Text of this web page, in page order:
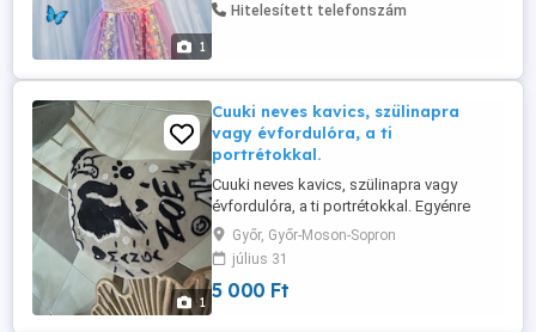
1
céges családi napokra. A műsor során a
Hitelesített telefonszám
1
Cuuki neves kavics, szülinapra
vagy évfordulóra, a ti
portrétokkal.
Cuuki neves kavics, szülinapra vagy
évfordulóra, a ti portrétokkal. Egyénre
szabható.
Győr, Győr-Moson-Sopron
július 31
5 000 Ft